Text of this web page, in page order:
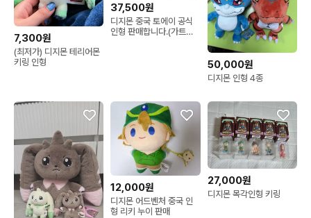
7,300원
(최저가) 디지몬 테리어몬
키링 인형
37,500원
디지몬 중국 토에이 공식
인형 판매합니다.(가트몬,
50,000원
디지몬 인형 4종
12,000원
디지몬 어드벤처 중국 인
형 리키 누이 판매
27,000원
디지몬 목각인형 키링